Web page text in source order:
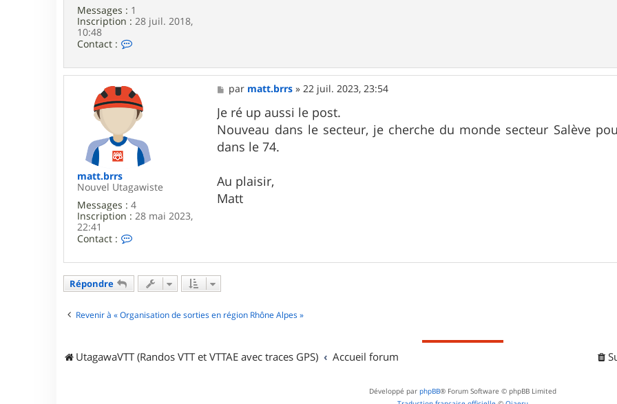
n
Messages : 1
Inscription : 28 juil. 2018,
10:48
Contact :
t
c
t
e
T
h
o
a
h
g
matt.brrs
Nouvel Utagawiste
Messages : 4
Inscription : 28 mai 2023,
22:41
Contact :
n
c
e
t
M
e
s
s
a
g
e
par matt.brrs »22 juil. 2023, 23:54
Je ré up aussi le post.
Nouveau dans le secteur, je cherche du monde secteur Salève
dans le 74.
Au plaisir,
Matt
Répondre
Revenir à « Organisation de sorties en région Rhône Alpes »
UtagawaVTT (Randos VTT et VTTAE avec traces GPS) Accueil forum
Développé par phpBB® Forum Software © phpBB Limited